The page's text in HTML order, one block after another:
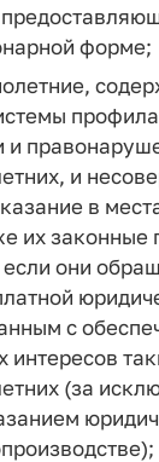
форме;
и
и
в
их законные
они
с
интересов
(за